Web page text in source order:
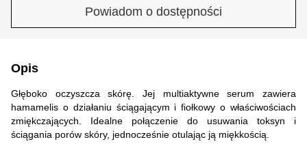
Powiadom o dostępności
Opis
Głęboko oczyszcza skórę. Jej multiaktywne serum zawiera
hamamelis o działaniu ściągającym i fiołkowy o właściwościach
zmiękczających. Idealne połączenie do usuwania toksyn i
ściągania porów skóry, jednocześnie otulając ją miękkością.